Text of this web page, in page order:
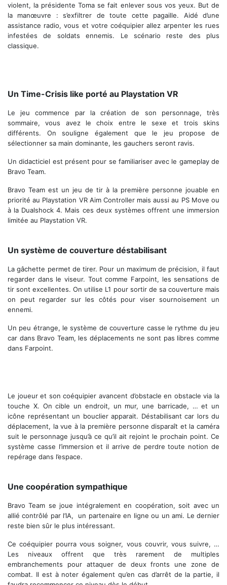
violent, la présidente Toma se fait enlever sous vos yeux. But de
la manœuvre : s’exfiltrer de toute cette pagaille. Aidé d’une
assistance radio, vous et votre coéquipier allez arpenter les rues
infestées de soldats ennemis. Le scénario reste des plus
classique.
Un Time-Crisis like porté au Playstation VR
Le jeu commence par la création de son personnage, très
sommaire, vous avez le choix entre le sexe et trois skins
différents. On souligne également que le jeu propose de
sélectionner sa main dominante, les gauchers seront ravis.
Un didacticiel est présent pour se familiariser avec le gameplay de
Bravo Team.
Bravo Team est un jeu de tir à la première personne jouable en
priorité au Playstation VR Aim Controller mais aussi au PS Move ou
à la Dualshock 4. Mais ces deux systèmes offrent une immersion
limitée au Playstation VR.
Un système de couverture déstabilisant
La gâchette permet de tirer. Pour un maximum de précision, il faut
regarder dans le viseur. Tout comme Farpoint, les sensations de
tir sont excellentes. On utilise L1 pour sortir de sa couverture mais
on peut regarder sur les côtés pour viser sournoisement un
ennemi.
Un peu étrange, le système de couverture casse le rythme du jeu
car dans Bravo Team, les déplacements ne sont pas libres comme
dans Farpoint.
Le joueur et son coéquipier avancent d’obstacle en obstacle via la
touche X. On cible un endroit, un mur, une barricade, … et un
icône représentant un bouclier apparait. Déstabilisant car lors du
déplacement, la vue à la première personne disparaît et la caméra
suit le personnage jusqu’à ce qu’il ait rejoint le prochain point. Ce
système casse l’immersion et il arrive de perdre toute notion de
repérage dans l’espace.
Une coopération sympathique
Bravo Team se joue intégralement en coopération, soit avec un
allié contrôlé par l’IA, un partenaire en ligne ou un ami. Le dernier
reste bien sûr le plus intéressant.
Ce coéquipier pourra vous soigner, vous couvrir, vous suivre, …
Les niveaux offrent que très rarement de multiples
embranchements pour attaquer de deux fronts une zone de
combat. Il est à noter également qu’en cas d’arrêt de la partie, il